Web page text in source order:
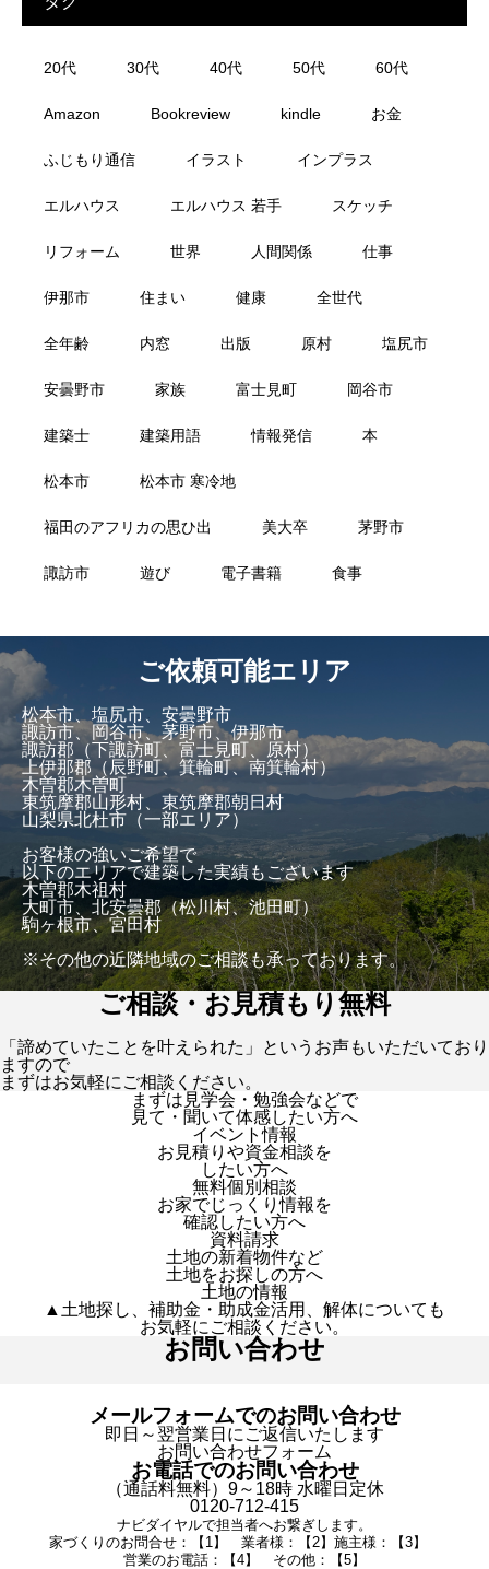
20代 30代 40代 50代 60代
Amazon Bookreview kindle お金
ふじもり通信 イラスト インプラス
エルハウス エルハウス 若手 スケッチ
リフォーム 世界 人間関係 仕事
伊那市 住まい 健康 全世代
全年齢 内窓 出版 原村 塩尻市
安曇野市 家族 富士見町 岡谷市
建築士 建築用語 情報発信 本
松本市 松本市 寒冷地
福田のアフリカの思ひ出 美大卒 茅野市
諏訪市 遊び 電子書籍 食事
ご依頼可能エリア
松本市、塩尻市、安曇野市
諏訪市、岡谷市、茅野市、伊那市
諏訪郡（下諏訪町、富士見町、原村）
上伊那郡（辰野町、箕輪町、南箕輪村）
木曽郡木曽町
東筑摩郡山形村、東筑摩郡朝日村
山梨県北杜市（一部エリア）
お客様の強いご希望で
以下のエリアで建築した実績もございます
木曽郡木祖村
大町市、北安曇郡（松川村、池田町）
駒ヶ根市、宮田村
※その他の近隣地域のご相談も承っております。
ご相談・お見積もり無料
「諦めていたことを叶えられた」というお声もいただいており
ますので
まずはお気軽にご相談ください。
まずは見学会・勉強会などで
見て・聞いて体感したい方へ
イベント情報
お見積りや資金相談を
したい方へ
無料個別相談
お家でじっくり情報を
確認したい方へ
資料請求
土地の新着物件など
土地をお探しの方へ
土地の情報
▲土地探し、補助金・助成金活用、解体についても
お気軽にご相談ください。
お問い合わせ
メールフォームでのお問い合わせ
即日～翌営業日にご返信いたします
お問い合わせフォーム
お電話でのお問い合わせ
（通話料無料）9～18時 水曜日定休
0120-712-415
ナビダイヤルで担当者へお繋ぎします。
家づくりのお問合せ：【1】 業者様：【2】施主様：【3】
営業のお電話：【4】 その他：【5】